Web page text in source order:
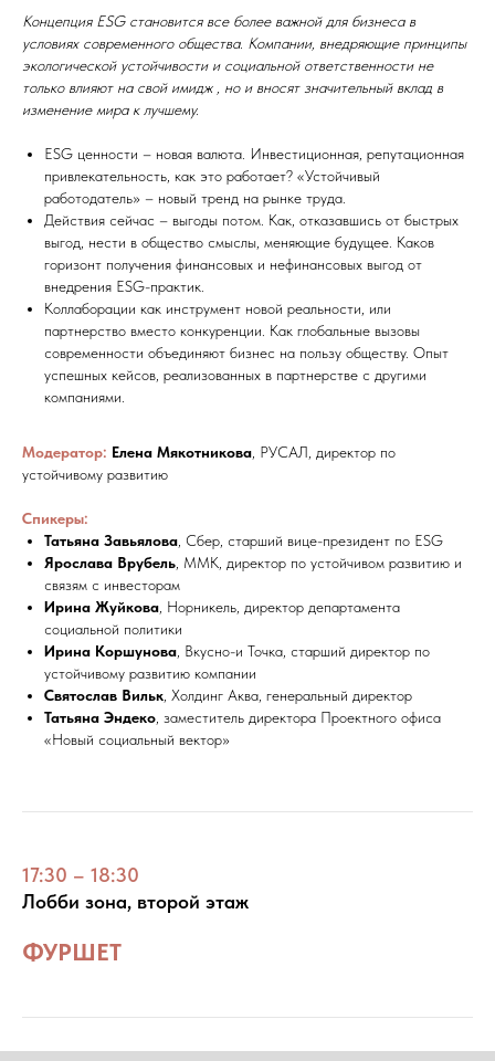
Концепция ESG становится все более важной для бизнеса в
условиях современного общества. Компании, внедряющие принципы
экологической устойчивости и социальной ответственности не
только влияют на свой имидж , но и вносят значительный вклад в
изменение мира к лучшему.
ESG ценности – новая валюта. Инвестиционная, репутационная
привлекательность, как это работает? «Устойчивый
работодатель» – новый тренд на рынке труда.
Действия сейчас – выгоды потом. Как, отказавшись от быстрых
выгод, нести в общество смыслы, меняющие будущее. Каков
горизонт получения финансовых и нефинансовых выгод от
внедрения ESG-практик.
Коллаборации как инструмент новой реальности, или
партнерство вместо конкуренции. Как глобальные вызовы
современности объединяют бизнес на пользу обществу. Опыт
успешных кейсов, реализованных в партнерстве с другими
компаниями.
Модератор: Елена Мякотникова , РУСАЛ, директор по
устойчивому развитию
Спикеры:
Татьяна Завьялова , Сбер, старший вице-президент по ESG
Ярослава Врубель , ММК, директор по устойчивом развитию и
связям с инвесторам
Ирина Жуйкова , Норникель, директор департамента
социальной политики
Ирина Коршунова , Вкусно-и Точка, старший директор по
устойчивому развитию компании
Святослав Вильк , Холдинг Аква, генеральный директор
Татьяна Эндеко , заместитель директора Проектного офиса
«Новый социальный вектор»
17:30 – 18:30
Лобби зона, второй этаж
ФУРШЕТ